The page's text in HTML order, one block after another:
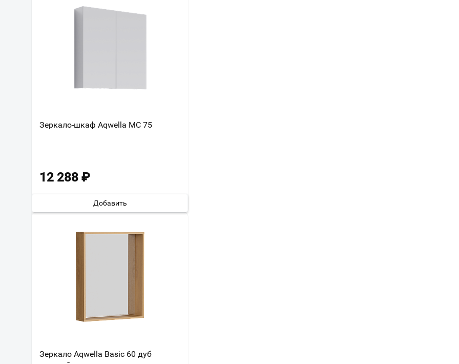
Зеркало-шкаф Aqwella МС 75
12 288 ₽
Добавить
Зеркало Aqwella Basic 60 дуб